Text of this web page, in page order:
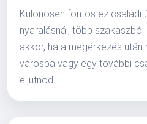
Különösen fontos ez családi
nyaralásnál, több
akkor, ha a megérkezés
városba vagy egy további
eljutnod.